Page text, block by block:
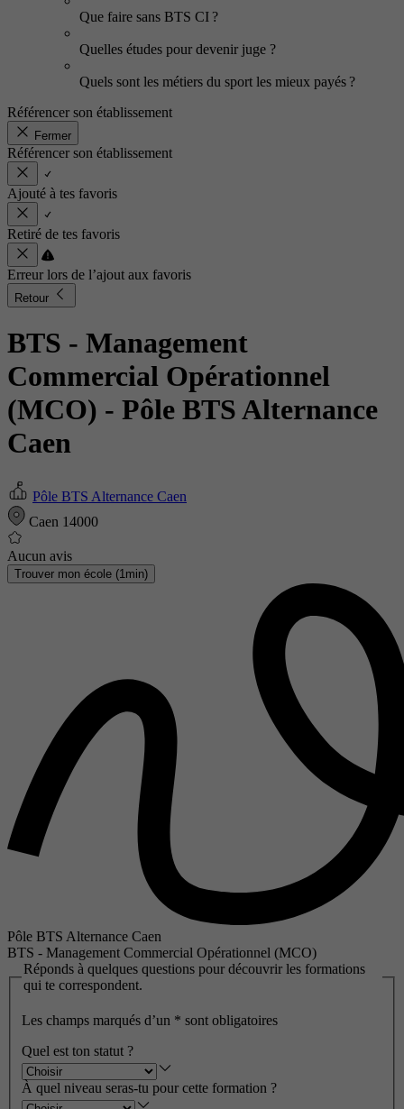
Que faire sans BTS CI ?
Quelles études pour devenir juge ?
Quels sont les métiers du sport les mieux payés ?
Référencer son établissement
Fermer
Référencer son établissement
Ajouté à tes favoris
Retiré de tes favoris
Erreur lors de l’ajout aux favoris
Retour
BTS - Management
Commercial Opérationnel
(MCO) - Pôle BTS Alternance
Caen
Pôle BTS Alternance Caen
Caen 14000
Aucun avis
Trouver mon école (1min)
Pôle BTS Alternance Caen
BTS - Management Commercial Opérationnel (MCO)
Réponds à quelques questions pour découvrir les formations
qui te correspondent.
Les champs marqués d’un * sont obligatoires
Quel est ton statut ?
À quel niveau seras-tu pour cette formation ?